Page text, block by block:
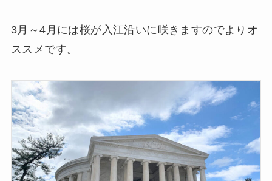
3月～4月には桜が入江沿いに咲きますのでよりオ
ススメです。